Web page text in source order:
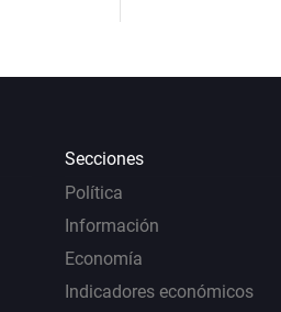
Secciones
Política
Información
Economía
Indicadores económicos